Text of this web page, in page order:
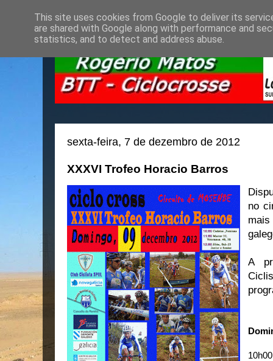
sexta-feira, 7 de dezembro de 2012
XXXVI Trofeo Horacio Barros
no
A
This site uses cookies from Google to deliver its
are shared with Google along with performance and
statistics, and to detect and address abuse.